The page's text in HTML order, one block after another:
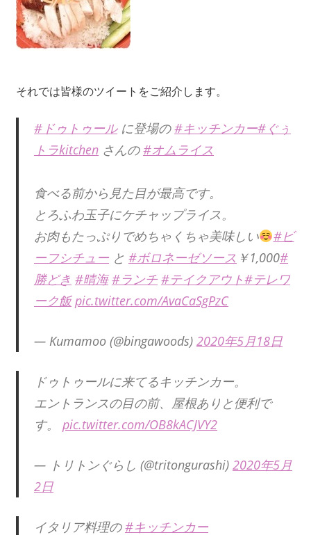
それでは皆様のツイートをご紹介します。
#ドゥトゥールに登場の#キッチンカー#ぐぅ
トラkitchen さんの#オムライス
食べる前から見た目が最高です。
とろふわ玉子にケチャップライス。
お肉もたっぷりでめちゃくちゃ美味しい
#ビ
ーフシチューと #ボロネーゼソース ￥1,000#
勝どき #晴海 #ランチ #テイクアウト#テレワ
ーク飯 pic.twitter.com/AvaCaSgPzC
— Kumamoo (@bingawoods) 2020年5月18日
ドゥトゥールに来てるキッチンカー。
エントランスの目の前、屋根ありと便利で
す。 pic.twitter.com/OB8kACJVY2
— トリトンぐらし (@tritongurashi) 2020年5月
2日
イタリア料理の#キッチンカー